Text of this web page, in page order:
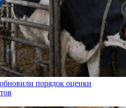
порядок оценки